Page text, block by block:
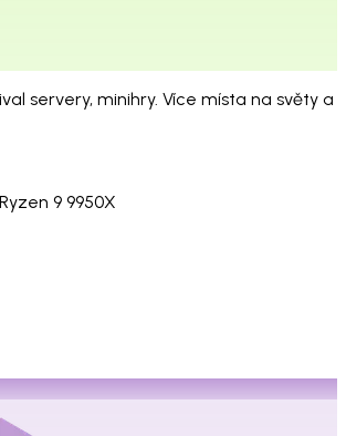
servery, minihry. Více místa na světy a
9 9950X